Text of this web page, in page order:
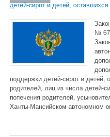
детей-сирот и детей,
№
поддержки детей-сирот и детей,
родителей, лиц из числа детей-
попечения родителей,
Ханты-Мансийском автономном